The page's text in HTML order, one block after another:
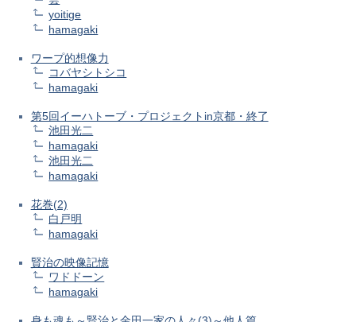
yoitige
hamagaki
ワープ的想像力
コバヤシトシコ
hamagaki
第5回イーハトーブ・プロジェクトin京都・終了
池田光二
hamagaki
池田光二
hamagaki
花巻(2)
白戸明
hamagaki
賢治の映像記憶
ワドドーン
hamagaki